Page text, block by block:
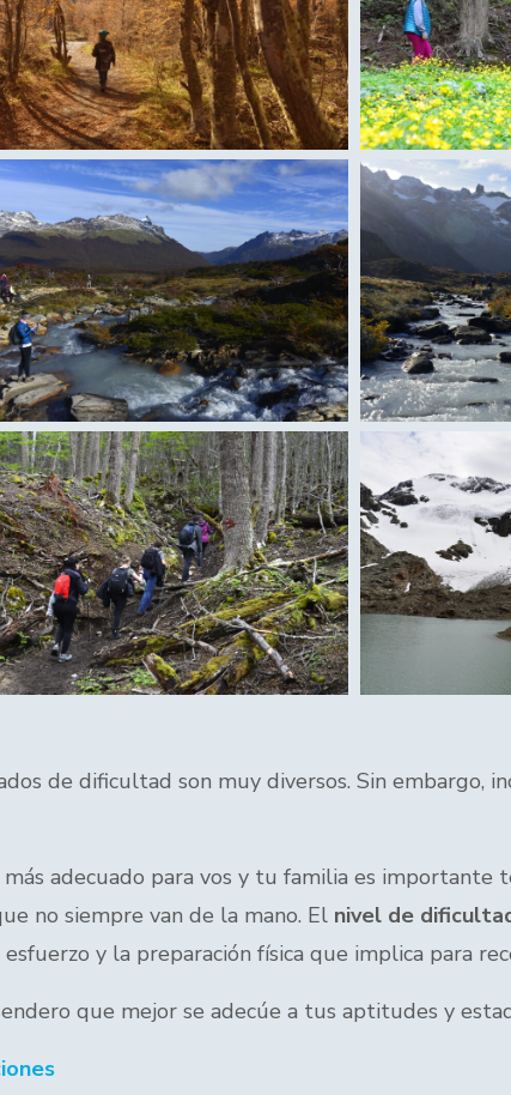
de dificultad son muy diversos. Sin embargo,
adecuado para vos y tu familia es importante
no siempre van de la mano. El nivel de
y la preparación física que implica para
que mejor se adecúe a tus aptitudes y